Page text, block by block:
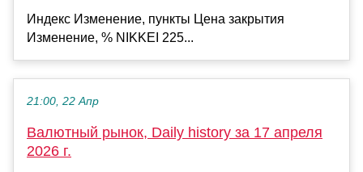
Индекс Изменение, пункты Цена закрытия
Изменение, % NIKKEI 225...
21:00, 22 Апр
Валютный рынок, Daily history за 17 апреля
2026 г.